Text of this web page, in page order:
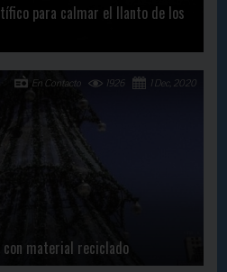
para calmar el llanto de los
con material reciclado
1 Dec, 2020
1926
En Contacto